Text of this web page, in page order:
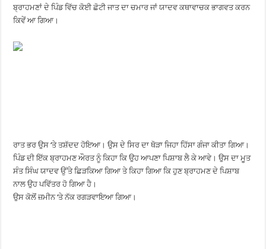
ਬ੍ਰਾਹਮਣਾਂ ਦੇ ਪਿੰਡ ਵਿੱਚ ਕੋਈ ਛੋਟੀ ਜਾਤ ਦਾ ਚਮਾਰ ਜਾਂ ਯਾਦਵ ਕਥਾਵਾਚਕ ਭਾਗਵਤ ਕਰਨ
ਕਿਵੇਂ ਆ ਗਿਆ।
ਰਾਤ ਭਰ ਉਸ ‘ਤੇ ਤਸ਼ੱਦਦ ਹੋਇਆ। ਉਸ ਦੇ ਸਿਰ ਦਾ ਥੋੜਾ ਜਿਹਾ ਹਿੱਸਾ ਗੰਜਾ ਕੀਤਾ ਗਿਆ।
ਪਿੰਡ ਦੀ ਇੱਕ ਬ੍ਰਾਹਮਣ ਔਰਤ ਨੂੰ ਕਿਹਾ ਕਿ ਉਹ ਆਪਣਾ ਪਿਸ਼ਾਬ ਲੈ ਕੇ ਆਵੇ। ਉਸ ਦਾ ਮੂਤ
ਸੰਤ ਸਿੰਘ ਯਾਦਵ ਉੱਤੇ ਛਿੜਕਿਆ ਗਿਆ ਤੇ ਕਿਹਾ ਗਿਆ ਕਿ ਹੁਣ ਬ੍ਰਾਹਮਣ ਦੇ ਪਿਸ਼ਾਬ
ਨਾਲ ਉਹ ਪਵਿੱਤਰ ਹੋ ਗਿਆ ਹੈ।
ਉਸ ਕੋਲੋਂ ਜ਼ਮੀਨ ‘ਤੇ ਨੱਕ ਰਗੜਵਾਇਆ ਗਿਆ।